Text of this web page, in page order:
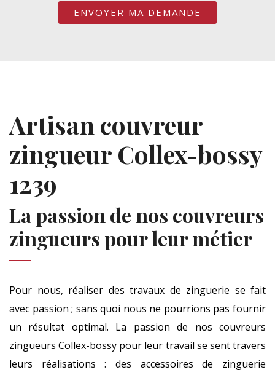
Artisan couvreur
zingueur Collex-bossy
1239
La passion de nos couvreurs
zingueurs pour leur métier
Pour nous, réaliser des travaux de zinguerie se fait
avec passion ; sans quoi nous ne pourrions pas fournir
un résultat optimal. La passion de nos couvreurs
zingueurs Collex-bossy pour leur travail se sent travers
leurs réalisations : des accessoires de zinguerie